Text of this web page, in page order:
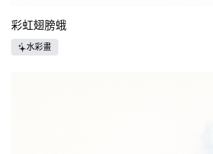
彩虹翅膀蛾
水彩畫